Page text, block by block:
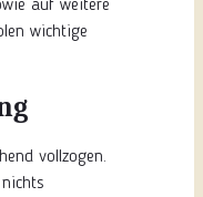
wichtige
vollzogen.